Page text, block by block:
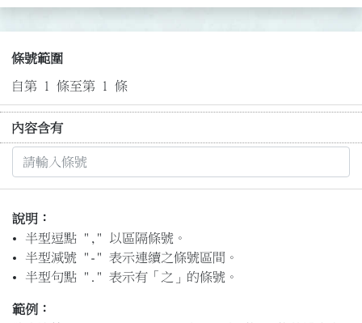
條號範圍
自第 1 條至第 1 條
內容含有
說明：
半型逗點 "," 以區隔條號。
半型減號 "-" 表示連續之條號區間。
半型句點 "." 表示有「之」的條號。
範例：